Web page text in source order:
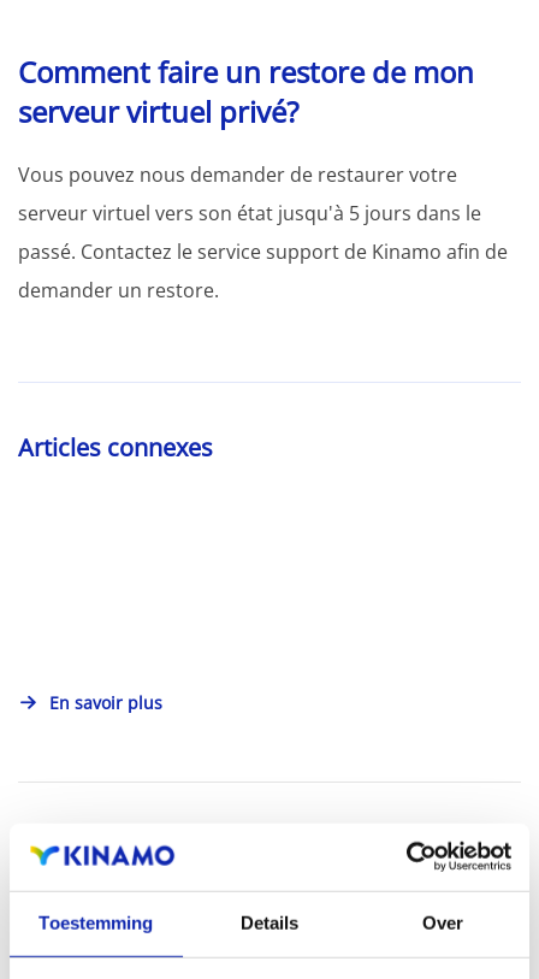
Toestemming Details Over
Comment faire un restore de mon
serveur virtuel privé?
Vous pouvez nous demander de restaurer votre
serveur virtuel vers son état jusqu'à 5 jours dans le
passé. Contactez le service support de Kinamo afin de
demander un restore.
Articles connexes
En savoir plus